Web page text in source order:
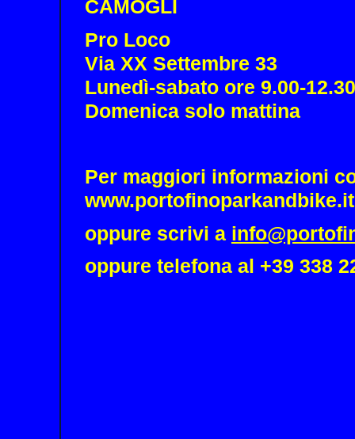
CAMOGLI
Pro Loco
Via XX Settembre 33
Lunedì-sabato ore 9.00-
Domenica solo mattina
Per maggiori informazioni
www.portofinoparkandbike.it
oppure scrivi a
oppure telefona al +39 338